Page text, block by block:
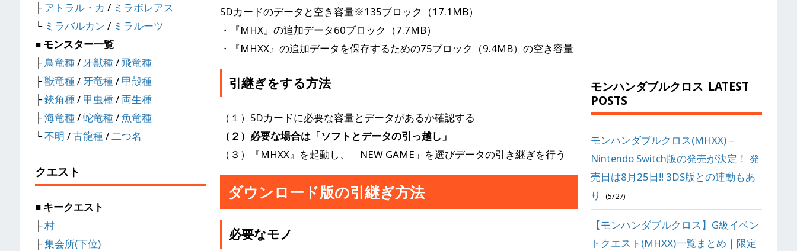
SDカードのデータと空き容量※135ブロック（17.1MB）
・『MHX』の追加データ60ブロック（7.7MB）
・『MHXX』の追加データを保存するための75ブロック（9.4MB）の空き容量
引継ぎをする方法
（１）SDカードに必要な容量とデータがあるか確認する
（２）必要な場合は「ソフトとデータの引っ越し」
（３）『MHXX』を起動し、「NEW GAME」を選びデータの引き継ぎを行う
ダウンロード版の引継ぎ方法
必要なモノ
├アトラル・カ / ミラボレアス
└ ミラバルカン / ミラルーツ
■ モンスター一覧
├鳥竜種/ 牙獣種/飛竜種
├獣竜種/ 牙竜種/ 甲殻種
├鋏角種/ 甲虫種/ 両生種
├海竜種/蛇竜種/魚竜種
└不明 /古龍種/二つ名
クエスト
■ キークエスト
├村
├集会所(下位)
モンハンダブルクロス LATEST
POSTS
モンハンダブルクロス(MHXX) –
Nintendo Switch版の発売が決定！ 発
売日は8月25日!! 3DS版との連動もあ
り
(5/27)
【モンハンダブルクロス】G級イベン
トクエスト(MHXX)一覧まとめ｜限定